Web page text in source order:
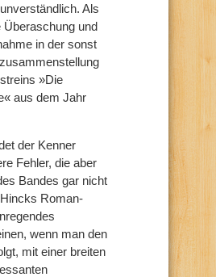
Als
und
in der sonst
»Die
aus dem Jahr
der Kenner
Fehler, die aber
Bandes gar nicht
Roman-
wenn man den
mit einer breiten